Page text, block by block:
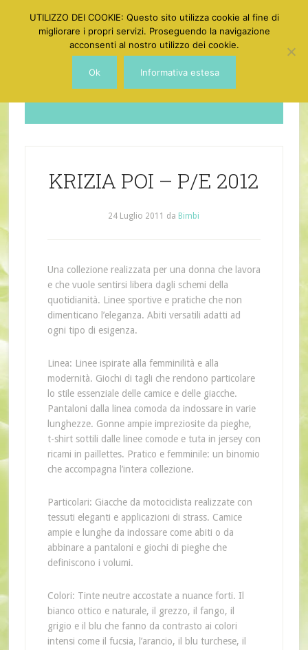
Dotgirl
KRIZIA POI – P/E 2012
24 Luglio 2011 da Bimbi
Una collezione realizzata per una donna che lavora
e che vuole sentirsi libera dagli schemi della
quotidianità. Linee sportive e pratiche che non
dimenticano l’eleganza. Abiti versatili adatti ad
ogni tipo di esigenza.
Linea: Linee ispirate alla femminilità e alla
modernità. Giochi di tagli che rendono particolare
lo stile essenziale delle camice e delle giacche.
Pantaloni dalla linea comoda da indossare in varie
lunghezze. Gonne ampie impreziosite da pieghe,
t-shirt sottili dalle linee comode e tuta in jersey con
ricami in paillettes. Pratico e femminile: un binomio
che accompagna l’intera collezione.
Particolari: Giacche da motociclista realizzate con
tessuti eleganti e applicazioni di strass. Camice
ampie e lunghe da indossare come abiti o da
abbinare a pantaloni e giochi di pieghe che
definiscono i volumi.
Colori: Tinte neutre accostate a nuance forti. Il
bianco ottico e naturale, il grezzo, il fango, il
grigio e il blu che fanno da contrasto ai colori
intensi come il fucsia, l’arancio, il blu turchese, il
UTILIZZO DEI COOKIE: Questo sito utilizza cookie al fine di
migliorare i propri servizi. Proseguendo la navigazione
acconsenti al nostro utilizzo dei cookie.
Ok Informativa estesa